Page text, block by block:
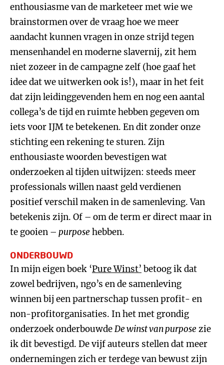
enthousiasme van de marketeer met wie we
brainstormen over de vraag hoe we meer
aandacht kunnen vragen in onze strijd tegen
mensenhandel en moderne slavernij, zit hem
niet zozeer in de campagne zelf (hoe gaaf het
idee dat we uitwerken ook is!), maar in het feit
dat zijn leidinggevenden hem en nog een aantal
collega’s de tijd en ruimte hebben gegeven om
iets voor IJM te betekenen. En dit zonder onze
stichting een rekening te sturen. Zijn
enthousiaste woorden bevestigen wat
onderzoeken al tijden uitwijzen: steeds meer
professionals willen naast geld verdienen
positief verschil maken in de samenleving. Van
betekenis zijn. Of – om de term er direct maar in
te gooien – purpose hebben.
ONDERBOUWD
In mijn eigen boek ‘Pure Winst’ betoog ik dat
zowel bedrijven, ngo’s en de samenleving
winnen bij een partnerschap tussen profit- en
non-profitorganisaties. In het met grondig
onderzoek onderbouwdeDe winst van purpose zie
ik dit bevestigd. De vijf auteurs stellen dat meer
ondernemingen zich er terdege van bewust zijn